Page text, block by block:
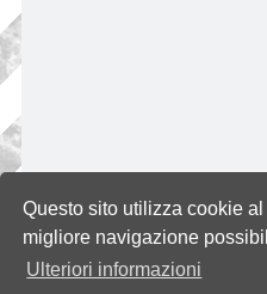
Questo sito utilizza cookie
migliore navigazione
Ulteriori informazioni